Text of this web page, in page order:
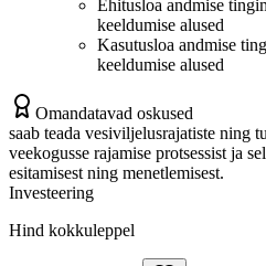
Ehitusloa andmise
keeldumise alused
Kasutusloa andmise
keeldumise alused
Omandatavad oskused
saab teada vesiviljelusrajatiste ning
veekogusse rajamise protsessist ja
esitamisest ning menetlemisest.
Investeering
Hind kokkuleppel